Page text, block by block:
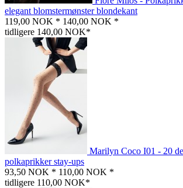
elegant blomstermønster blondekant
119,00 NOK * 140,00 NOK *
tidligere 140,00 NOK*
Marilyn Coco I01 - 20
polkaprikker stay-ups
93,50 NOK * 110,00 NOK *
tidligere 110,00 NOK*